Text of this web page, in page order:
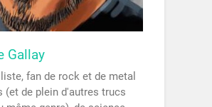
Gallay
fan de rock et de metal
(et de plein d'autres trucs